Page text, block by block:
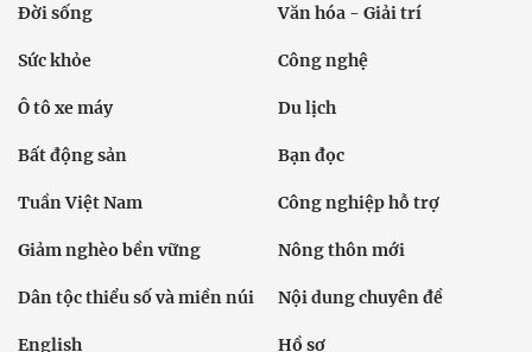
Đời sống Văn hóa - Giải trí
Sức khỏe Công nghệ
Ô tô xe máy Du lịch
Bất động sản Bạn đọc
Tuần Việt Nam Công nghiệp hỗ trợ
Giảm nghèo bền vững Nông thôn mới
Dân tộc thiểu số và miền núi Nội dung chuyên đề
English Hồ sơ